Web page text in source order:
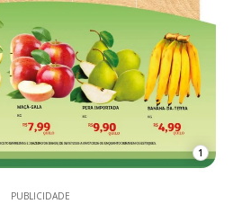
1
PUBLICIDADE